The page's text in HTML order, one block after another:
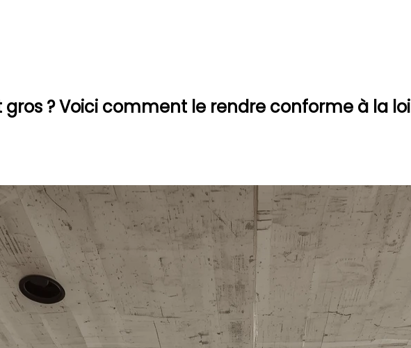
gros ? Voici comment le rendre conforme à la loi